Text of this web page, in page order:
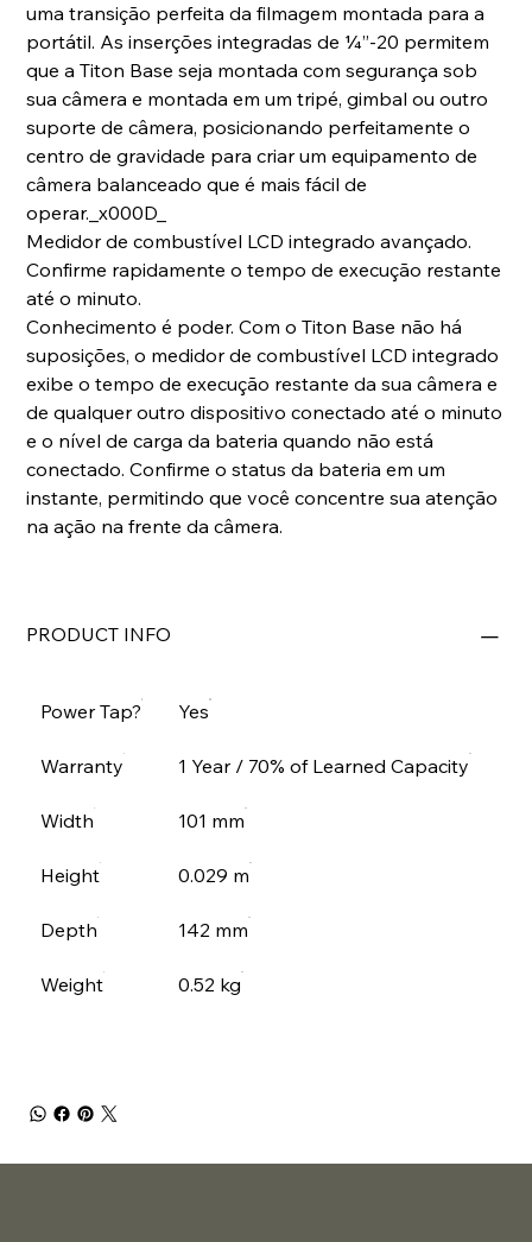
uma transição perfeita da filmagem montada para a
portátil. As inserções integradas de ¼”-20 permitem
que a Titon Base seja montada com segurança sob
sua câmera e montada em um tripé, gimbal ou outro
suporte de câmera, posicionando perfeitamente o
centro de gravidade para criar um equipamento de
câmera balanceado que é mais fácil de
operar._x000D_
Medidor de combustível LCD integrado avançado.
Confirme rapidamente o tempo de execução restante
até o minuto.
Conhecimento é poder. Com o Titon Base não há
suposições, o medidor de combustível LCD integrado
exibe o tempo de execução restante da sua câmera e
de qualquer outro dispositivo conectado até o minuto
e o nível de carga da bateria quando não está
conectado. Confirme o status da bateria em um
instante, permitindo que você concentre sua atenção
na ação na frente da câmera.
PRODUCT INFO
Power Tap? Yes
Warranty 1 Year / 70% of Learned Capacity
Width 101 mm
Height 0.029 m
Depth 142 mm
Weight 0.52 kg